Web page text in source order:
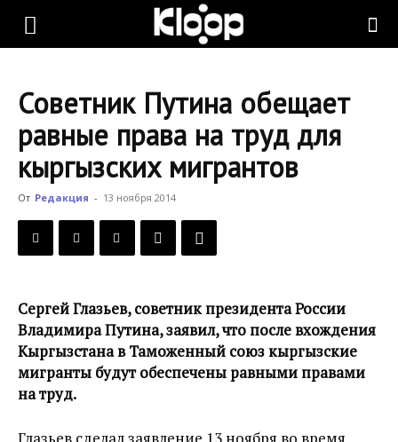
KLOOP.KG
Новости
Кыргызстана
Советник Путина обещает
равные права на труд для
кыргызских мигрантов
От Редакция - 13 ноября 2014
Сергей Глазьев, советник президента России
Владимира Путина, заявил, что после вхождения
Кыргызстана в Таможенный союз кыргызские
мигранты будут обеспечены равными правами
на труд.